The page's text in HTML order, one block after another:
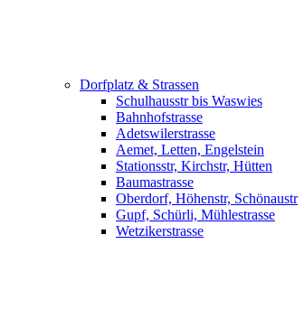
Dorfplatz & Strassen
Schulhausstr bis Waswies
Bahnhofstrasse
Adetswilerstrasse
Aemet, Letten, Engelstein
Stationsstr, Kirchstr, Hütten
Baumastrasse
Oberdorf, Höhenstr, Schönaustr
Gupf, Schürli, Mühlestrasse
Wetzikerstrasse